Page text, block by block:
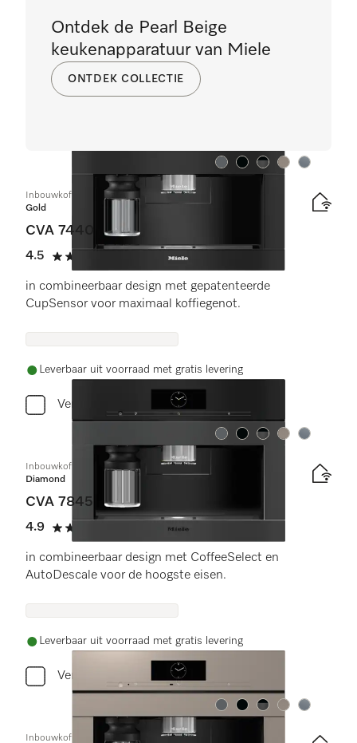
Kleur:Kleur:Kleur:Kleur:Kleur:
Inbouwkoffiemachine
Gold
CVA 7440
4.5
4.5 sterren op 5
(11 beoordelingen)
in combineerbaar design met gepatenteerde
CupSensor voor maximaal koffiegenot.
Leverbaar uit voorraad met gratis levering
Vergelijken
Kleur:Kleur:Kleur:Kleur:Kleur:
Inbouwkoffiemachine met DirectWater
Diamond
CVA 7845
4.9
4.9 sterren op 5
(11 beoordelingen)
in combineerbaar design met CoffeeSelect en
AutoDescale voor de hoogste eisen.
Leverbaar uit voorraad met gratis levering
Vergelijken
Kleur:Kleur:Kleur:Kleur:Kleur:
Inbouwkoffiemachine met DirectWater
Ontdek de Pearl Beige
keukenapparatuur van Miele
ONTDEK COLLECTIE